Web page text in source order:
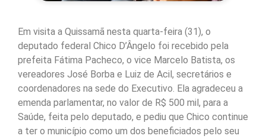
Em visita a Quissamã nesta quarta-feira (31), o
deputado federal Chico D’Ângelo foi recebido pela
prefeita Fátima Pacheco, o vice Marcelo Batista, os
vereadores José Borba e Luiz de Acil, secretários e
coordenadores na sede do Executivo. Ela agradeceu a
emenda parlamentar, no valor de R$ 500 mil, para a
Saúde, feita pelo deputado, e pediu que Chico continue
a ter o município como um dos beneficiados pelo seu